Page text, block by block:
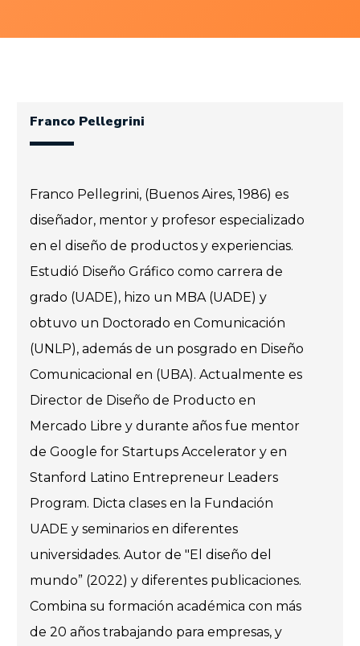
Franco Pellegrini
Franco Pellegrini, (Buenos Aires, 1986) es
diseñador, mentor y profesor especializado
en el diseño de productos y experiencias.
Estudió Diseño Gráfico como carrera de
grado (UADE), hizo un MBA (UADE) y
obtuvo un Doctorado en Comunicación
(UNLP), además de un posgrado en Diseño
Comunicacional en (UBA). Actualmente es
Director de Diseño de Producto en
Mercado Libre y durante años fue mentor
de Google for Startups Accelerator y en
Stanford Latino Entrepreneur Leaders
Program. Dicta clases en la Fundación
UADE y seminarios en diferentes
universidades. Autor de "El diseño del
mundo” (2022) y diferentes publicaciones.
Combina su formación académica con más
de 20 años trabajando para empresas, y